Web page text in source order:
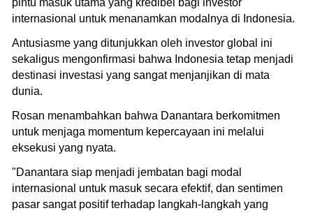
internasional untuk menanamkan modalnya di Indonesia.
Antusiasme yang ditunjukkan oleh investor global ini
sekaligus mengonfirmasi bahwa Indonesia tetap menjadi
destinasi investasi yang sangat menjanjikan di mata
dunia.
​Rosan menambahkan bahwa Danantara berkomitmen
untuk menjaga momentum kepercayaan ini melalui
eksekusi yang nyata.
"Danantara siap menjadi jembatan bagi modal
internasional untuk masuk secara efektif, dan sentimen
pasar sangat positif terhadap langkah-langkah yang